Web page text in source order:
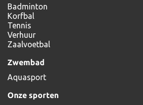
Badminton
Korfbal
Tennis
Verhuur
Zaalvoetbal
Zwembad
Aquasport
Onze sporten